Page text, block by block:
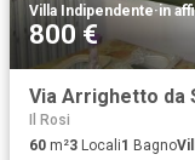
Villa Indipendente·in
800 €
Via Arrighetto da
Il Rosi
60 m²3 Locali1 Bagno